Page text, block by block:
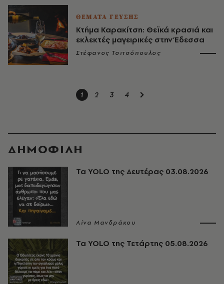
ΘΕΜΑΤΑ ΓΕΥΣΗΣ
Κτήμα Καρακίτση: Θεϊκά κρασιά και
εκλεκτές μαγειρικές στην Έδεσσα
Στέφανος Τσιτσόπουλος
1 2 3 4
ΔΗΜΟΦΙΛΗ
Τα YOLO της Δευτέρας 03.08.2026
Λίνα Μανδράκου
Τα YOLO της Τετάρτης 05.08.2026